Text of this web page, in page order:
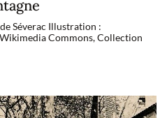
Séverac Illustration :
Commons, Collection